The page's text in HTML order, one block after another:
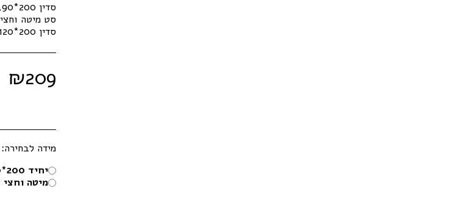
סדין 200*120, ציפה 200*150, ציפית 70*50
₪209
מידה לבחירה:
יחיד 200*90
מיטה וחצי 200*120